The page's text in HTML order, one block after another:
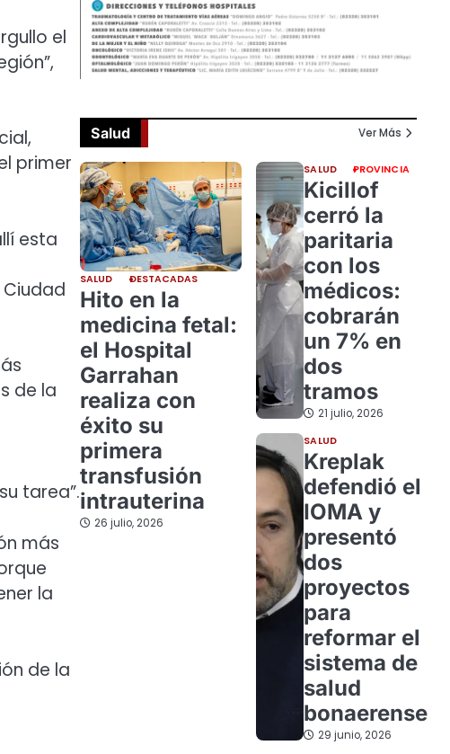
el
primer
esta
de la
tarea”.
más
la
de la
Salud Ver Más
SALUD DESTACADAS
Hito en la
medicina fetal:
el Hospital
Garrahan
realiza con
éxito su
primera
transfusión
intrauterina
26 julio, 2026
SALUD PROVINCIA
Kicillof
cerró la
paritaria
con los
médicos:
cobrarán
un 7% en
dos
tramos
21 julio, 2026
SALUD
Kreplak
defendió el
IOMA y
presentó
dos
proyectos
para
reformar el
sistema de
salud
bonaerense
29 junio, 2026